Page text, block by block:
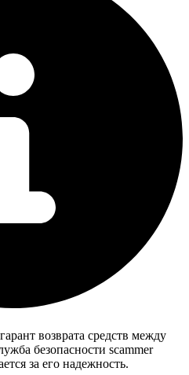
возврата средств между
безопасности scammer
за его надежность.